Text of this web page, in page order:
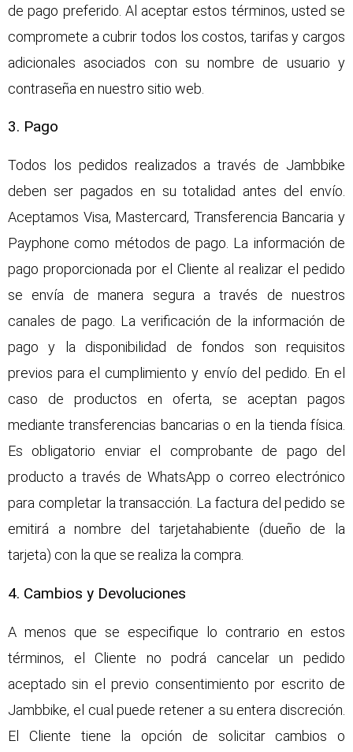
de pago preferido. Al aceptar estos términos, usted se
compromete a cubrir todos los costos, tarifas y cargos
adicionales asociados con su nombre de usuario y
contraseña en nuestro sitio web.
3. Pago
Todos los pedidos realizados a través de Jambbike
deben ser pagados en su totalidad antes del envío.
Aceptamos Visa, Mastercard, Transferencia Bancaria y
Payphone como métodos de pago. La información de
pago proporcionada por el Cliente al realizar el pedido
se envía de manera segura a través de nuestros
canales de pago. La verificación de la información de
pago y la disponibilidad de fondos son requisitos
previos para el cumplimiento y envío del pedido. En el
caso de productos en oferta, se aceptan pagos
mediante transferencias bancarias o en la tienda física.
Es obligatorio enviar el comprobante de pago del
producto a través de WhatsApp o correo electrónico
para completar la transacción. La factura del pedido se
emitirá a nombre del tarjetahabiente (dueño de la
tarjeta) con la que se realiza la compra.
4. Cambios y Devoluciones
A menos que se especifique lo contrario en estos
términos, el Cliente no podrá cancelar un pedido
aceptado sin el previo consentimiento por escrito de
Jambbike, el cual puede retener a su entera discreción.
El Cliente tiene la opción de solicitar cambios o